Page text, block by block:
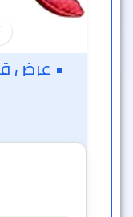
• عرض